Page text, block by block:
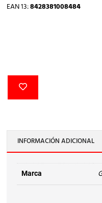
EAN 13:8428381008484
INFORMACIÓN ADICIONAL
Marca